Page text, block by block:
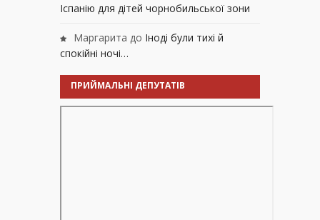
Іспанію для дітей чорнобильської зони
Маргарита до Іноді були тихі й
спокійні ночі…
ПРИЙМАЛЬНІ ДЕПУТАТІВ